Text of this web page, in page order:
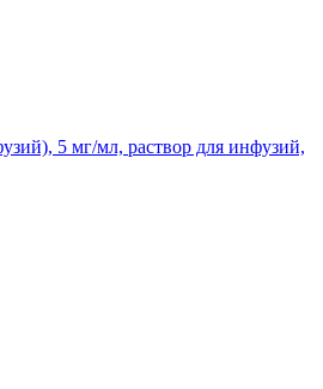
5 мг/мл, раствор для инфузий,